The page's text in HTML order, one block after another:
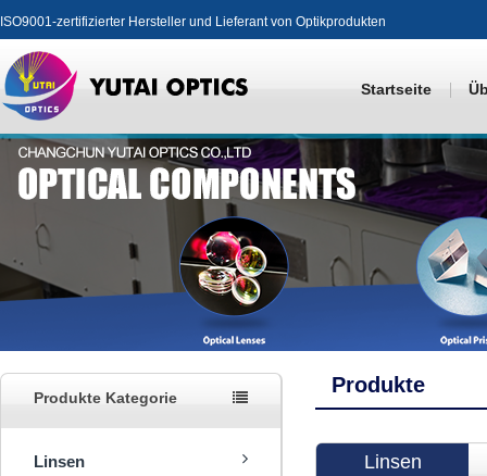
ISO9001-zertifizierter Hersteller und Lieferant von Optikprodukten
Startseite
Produkte Kategorie
Linsen
Produkte
Linsen